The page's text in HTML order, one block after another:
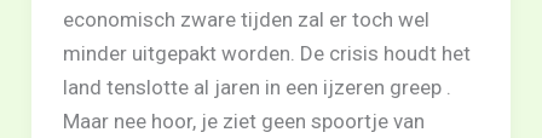
economisch zware tijden zal er toch wel
minder uitgepakt worden. De crisis houdt het
land tenslotte al jaren in een ijzeren greep .
Maar nee hoor, je ziet geen spoortje van